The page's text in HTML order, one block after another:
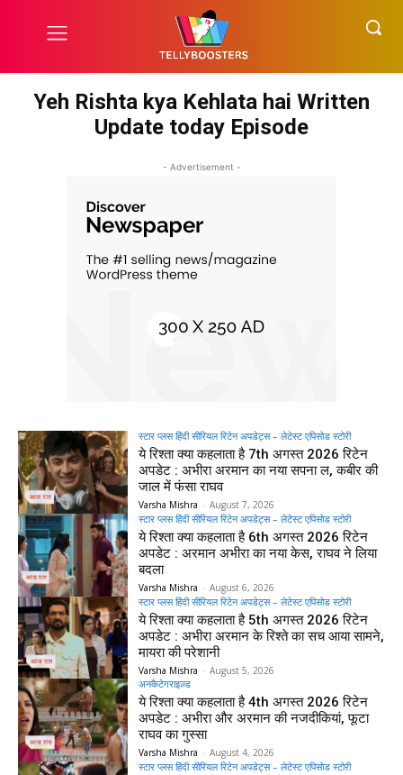
Yeh Rishta kya Kehlata hai Written
Update today Episode
- Advertisement -
स्टार प्लस हिंदी सीरियल रिटेन अपडेट्स – लेटेस्ट एपिसोड स्टोरी
ये रिश्ता क्या कहलाता है 7th अगस्त 2026 रिटेन
अपडेट : अभीरा अरमान का नया सपना ल, कबीर की
जाल में फंसा राघव
Varsha Mishra - August 7, 2026
स्टार प्लस हिंदी सीरियल रिटेन अपडेट्स – लेटेस्ट एपिसोड स्टोरी
ये रिश्ता क्या कहलाता है 6th अगस्त 2026 रिटेन
अपडेट : अरमान अभीरा का नया केस, राघव ने लिया
बदला
Varsha Mishra - August 6, 2026
स्टार प्लस हिंदी सीरियल रिटेन अपडेट्स – लेटेस्ट एपिसोड स्टोरी
ये रिश्ता क्या कहलाता है 5th अगस्त 2026 रिटेन
अपडेट : अभीरा अरमान के रिश्ते का सच आया सामने,
मायरा की परेशानी
Varsha Mishra - August 5, 2026
अनकैटेगराइज़्ड
ये रिश्ता क्या कहलाता है 4th अगस्त 2026 रिटेन
अपडेट : अभीरा और अरमान की नजदीकियां, फूटा
राघव का गुस्सा
Varsha Mishra - August 4, 2026
स्टार प्लस हिंदी सीरियल रिटेन अपडेट्स – लेटेस्ट एपिसोड स्टोरी